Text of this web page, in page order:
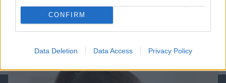
CONFIRM
Data Deletion Data Access Privacy Policy
ΔΕΙΤΕ ΟΛΑ ΤΑ GAMES
Best of Network